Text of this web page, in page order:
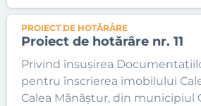
PROIECT DE HOTĂRÂRE
Proiect de hotărâre nr. 11
Privind însușirea
pentru înscrierea imobilului
Calea Mănăștur, din municipiul